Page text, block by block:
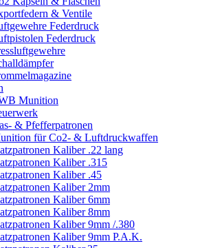
& Ventile
Federdruck
Federdruck
Munition
& Pfefferpatronen
für Co2- & Luftdruckwaffen
Kaliber .22 lang
Kaliber .315
Kaliber .45
Kaliber 2mm
Kaliber 6mm
Kaliber 8mm
Kaliber 9mm /.380
Kaliber 9mm P.A.K.